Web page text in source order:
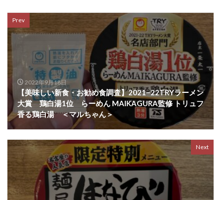
Prev
2022年9月18日
【美味しい新食・お勧め食調査】2021−22TRYラーメン
大賞 鶏白湯1位 らーめん MAIKAGURA監修 トリュフ
香る鶏白湯 ＜マルちゃん＞
Next